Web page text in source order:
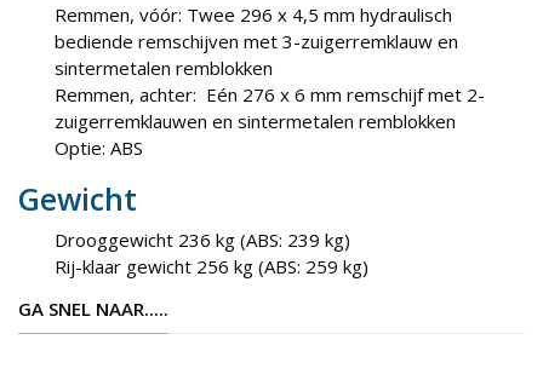
Remmen, vóór: Twee 296 x 4,5 mm hydraulisch
bediende remschijven met 3-zuigerremklauw en
sintermetalen remblokken
Remmen, achter: Eén 276 x 6 mm remschijf met 2-
zuigerremklauwen en sintermetalen remblokken
Optie: ABS
Gewicht
Drooggewicht 236 kg (ABS: 239 kg)
Rij-klaar gewicht 256 kg (ABS: 259 kg)
GA SNEL NAAR.....